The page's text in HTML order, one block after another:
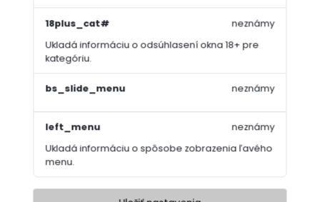
18plus_cat#
Ukladá informáciu o odsúhlasení okna 18+ pre
kategóriu.
neznámy
bs_slide_menu neznámy
left_menu
Ukladá informáciu o spôsobe zobrazenia ľavého
menu.
neznámy